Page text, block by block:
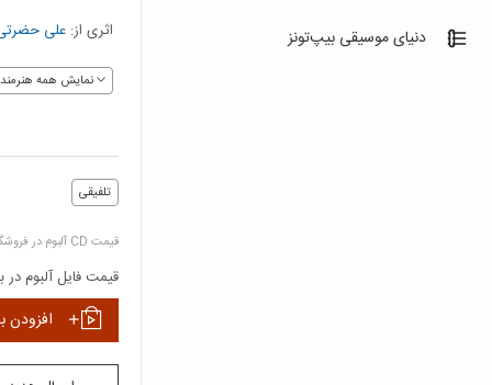
دنیای موسیقی بیپ‌تونز اثری از: علی
نمایش همه
تلفیقی
قیمت CD آلبوم در فروشگاه‌ها:
قیمت فایل آلبوم در
افزودن